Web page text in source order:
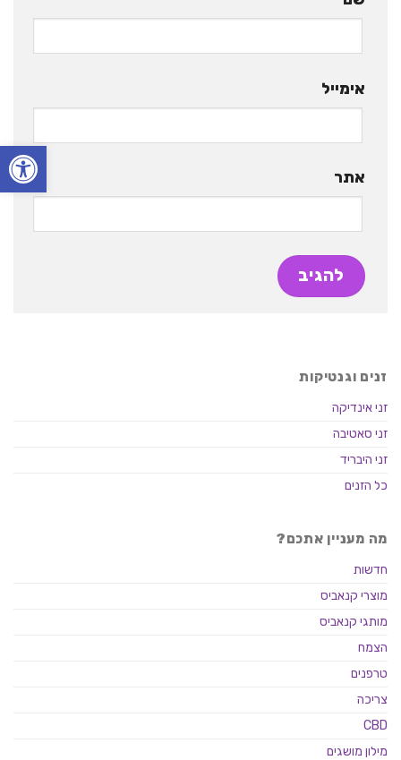
פתח
אימייל
אתר
זנים וגנטיקות
זני אינדיקה
זני סאטיבה
זני היבריד
כל הזנים
מה מעניין אתכם?
חדשות
מוצרי קנאביס
מותגי קנאביס
הצמח
טרפנים
צריכה
CBD
מילון מושגים